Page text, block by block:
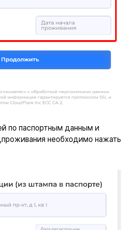
по паспортным данным и
необходимо нажать